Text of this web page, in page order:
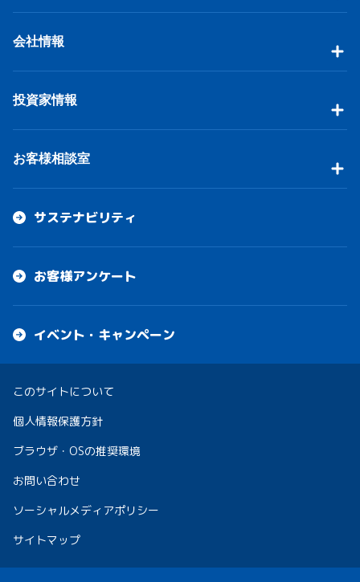
会社情報
投資家情報
お客様相談室
サステナビリティ
お客様アンケート
イベント・キャンペーン
このサイトについて
個人情報保護方針
ブラウザ・OSの推奨環境
お問い合わせ
ソーシャルメディアポリシー
サイトマップ